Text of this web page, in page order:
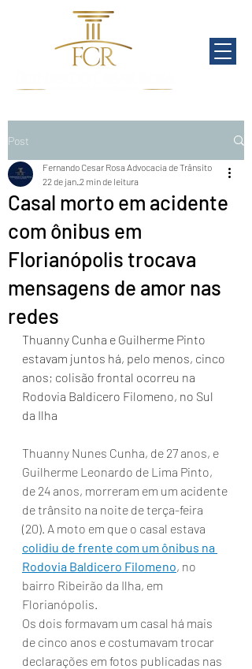
Post
Casal morto em acidente
com ônibus em
Florianópolis trocava
mensagens de amor nas
redes
Fernando Cesar Rosa Advocacia de Trânsito
22 de jan. 2 min de leitura
Thuanny Cunha e Guilherme Pinto
estavam juntos há, pelo menos, cinco
anos; colisão frontal ocorreu na
Rodovia Baldicero Filomeno, no Sul
da Ilha
Thuanny Nunes Cunha, de 27 anos, e
Guilherme Leonardo de Lima Pinto,
de 24 anos, morreram em um acidente
de trânsito na noite de terça-feira
(20). A moto em que o casal estava
colidiu de frente com um ônibus na
Rodovia Baldicero Filomeno, no
bairro Ribeirão da Ilha, em
Florianópolis.
Os dois formavam um casal há mais
de cinco anos e costumavam trocar
declarações em fotos publicadas nas